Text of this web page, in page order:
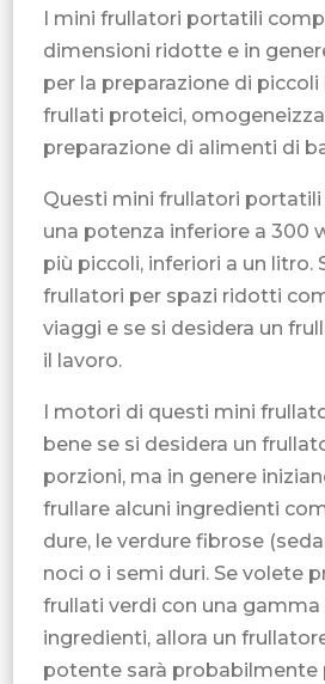
I mini frullatori portatili
dimensioni ridotte e in
per la preparazione di
frullati proteici,
preparazione di alimenti di
Questi mini frullatori portatili
una potenza inferiore a 300
più piccoli, inferiori a un litro.
frullatori per spazi ridotti
viaggi e se si desidera un
il lavoro.
I motori di questi mini
bene se si desidera un
porzioni, ma in genere
frullare alcuni ingredienti
dure, le verdure fibrose
noci o i semi duri. Se volete
frullati verdi con una
ingredienti, allora un
potente sarà probabilmente